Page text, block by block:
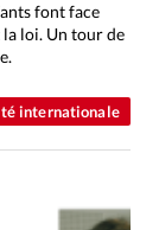
internationale
font face
loi. Un tour de